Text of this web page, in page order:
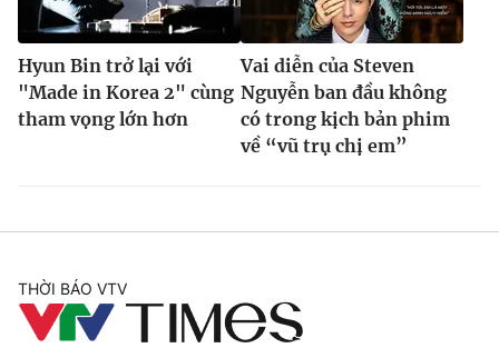
Hyun Bin trở lại với
"Made in Korea 2" cùng
tham vọng lớn hơn
Vai diễn của Steven
Nguyễn ban đầu không
có trong kịch bản phim
về “vũ trụ chị em”
THỜI BÁO VTV